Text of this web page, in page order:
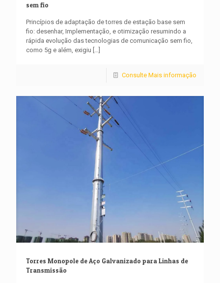
sem fio
Princípios de adaptação de torres de estação base sem
fio: desenhar, Implementação, e otimização resumindo a
rápida evolução das tecnologias de comunicação sem fio,
como 5g e além, exigiu […]
Consulte Mais informação
Torres Monopole de Aço Galvanizado para Linhas de
Transmissão